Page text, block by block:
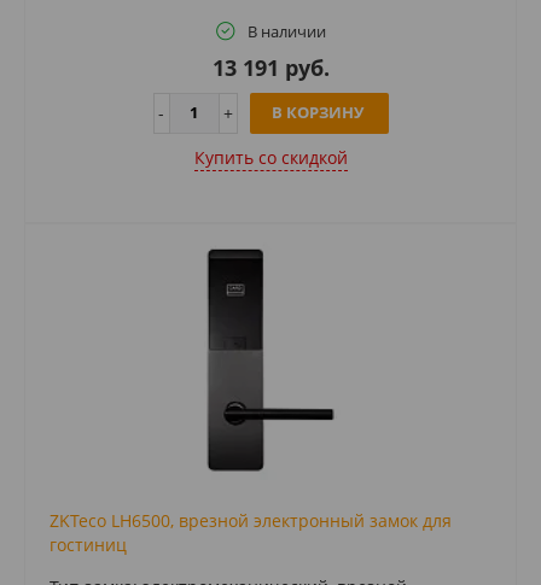
В наличии
13 191 руб.
В КОРЗИНУ
Купить cо скидкой
ZKTeco LH6500, врезной электронный замок для
гостиниц